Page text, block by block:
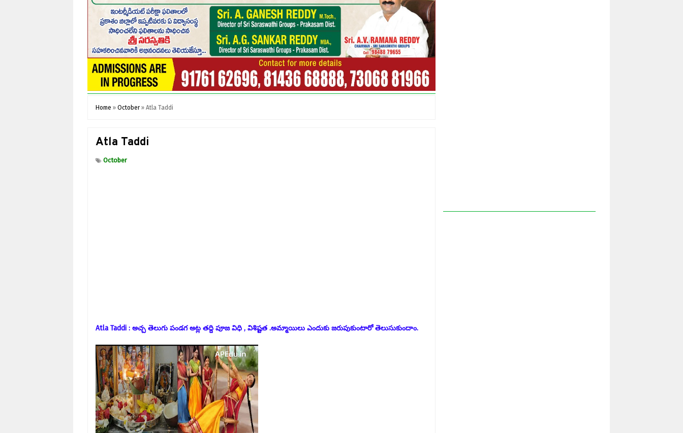
Home » October» Atla Taddi
Atla Taddi
October
Atla Taddi : అచ్చ తెలుగు పండగ అట్ల తద్ది పూజ విధి , విశిష్టత .అమ్మాయిలు ఎందుకు జరుపుకుంటారో తెలుసుకుందాం.